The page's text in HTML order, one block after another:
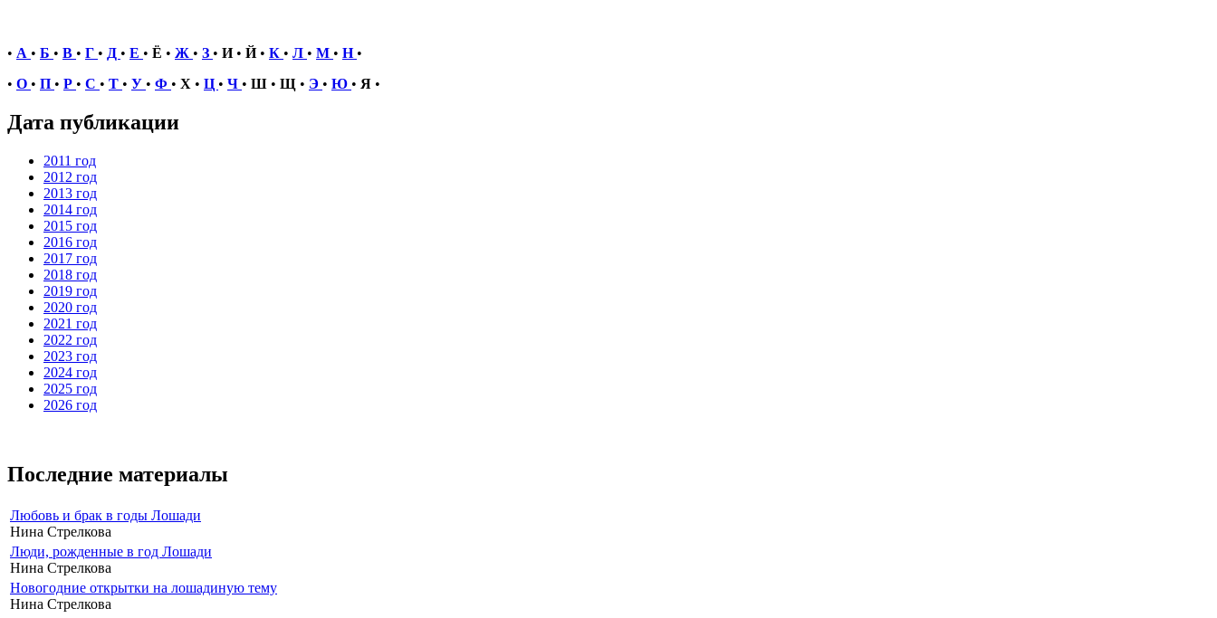
• А • Б • В • Г • Д • Е • Ё • Ж • З • И • Й • К • Л • М • Н •
• О • П • Р • С • Т • У • Ф • Х • Ц • Ч • Ш • Щ • Э • Ю • Я •
Дата публикации
2011 год
2012 год
2013 год
2014 год
2015 год
2016 год
2017 год
2018 год
2019 год
2020 год
2021 год
2022 год
2023 год
2024 год
2025 год
2026 год
Последние материалы
Любовь и брак в годы Лошади
Нина Стрелкова
Люди, рожденные в год Лошади
Нина Стрелкова
Новогодние открытки на лошадиную тему
Нина Стрелкова